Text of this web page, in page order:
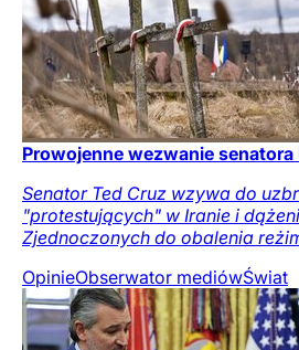
Prowojenne wezwanie
Senator Ted Cruz wzywa do
"protestujących" w Iranie i
Zjednoczonych do obalenia
OpinieObserwator mediówŚwiat